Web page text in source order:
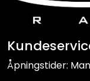
Åpningstider: